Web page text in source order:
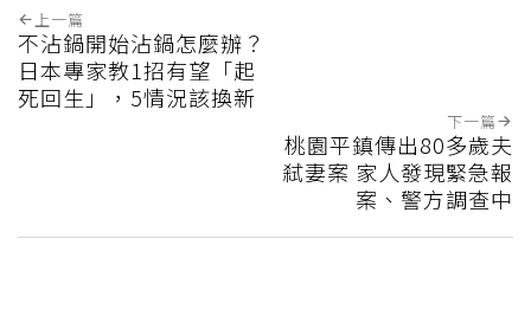
上一篇
不沾鍋開始沾鍋怎麼辦？
日本專家教1招有望「起
死回生」，5情況該換新
下一篇
桃園平鎮傳出80多歲夫
弒妻案 家人發現緊急報
案、警方調查中